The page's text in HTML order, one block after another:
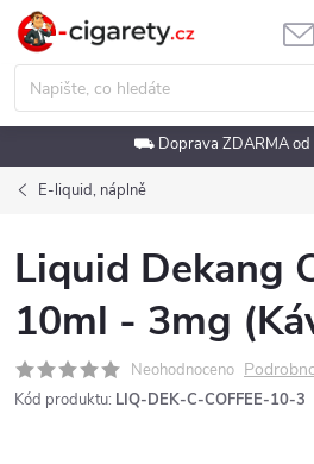
Přejít
obsah
⛟ Doprava ZDARMA od
E-liquid, náplně
Liquid Dekang
10ml - 3mg
Neohodnoceno
Kód produktu: LIQ-DEK-C-COFFEE-10-3